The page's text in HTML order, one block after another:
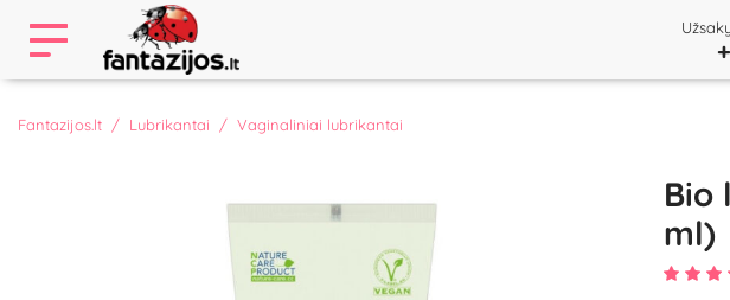
Fantazijos.lt Lubrikantai Vaginaliniai lubrikantai
Bio
ml)